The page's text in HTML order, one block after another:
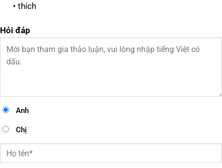
• thích
Hỏi đáp
Anh
Chị